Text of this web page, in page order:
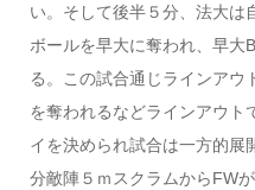
い。そして後半５分、法大は
ボールを早大に奪われ、早大
る。この試合通じラインアウ
を奪われるなどラインアウト
イを決められ試合は一方的展
分敵陣５ｍスクラムからFW